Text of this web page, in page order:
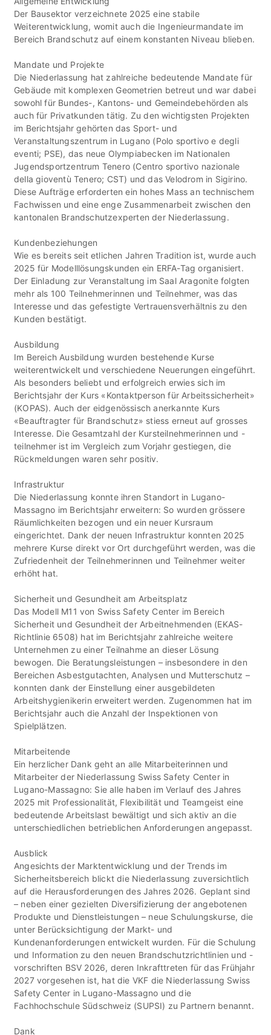
Der Bausektor verzeichnete 2025 eine stabile
Weiterentwicklung, womit auch die Ingenieurmandate im
Bereich Brandschutz auf einem konstanten Niveau blieben.
Mandate und Projekte
Die Niederlassung hat zahlreiche bedeutende Mandate für
Gebäude mit komplexen Geometrien betreut und war dabei
sowohl für Bundes-, Kantons- und Gemeindebehörden als
auch für Privatkunden tätig. Zu den wichtigsten Projekten
im Berichtsjahr gehörten das Sport- und
Veranstaltungszentrum in Lugano (Polo sportivo e degli
eventi; PSE), das neue Olympiabecken im Nationalen
Jugendsportzentrum Tenero (Centro sportivo nazionale
della gioventù Tenero; CST) und das Velodrom in Sigirino.
Diese Aufträge erforderten ein hohes Mass an technischem
Fachwissen und eine enge Zusammenarbeit zwischen den
kantonalen Brandschutzexperten der Niederlassung.
Kundenbeziehungen
Wie es bereits seit etlichen Jahren Tradition ist, wurde auch
2025 für Modelllösungskunden ein ERFA-Tag organisiert.
Der Einladung zur Veranstaltung im Saal Aragonite folgten
mehr als 100 Teilnehmerinnen und Teilnehmer, was das
Interesse und das gefestigte Vertrauensverhältnis zu den
Kunden bestätigt.
Ausbildung
Im Bereich Ausbildung wurden bestehende Kurse
weiterentwickelt und verschiedene Neuerungen eingeführt.
Als besonders beliebt und erfolgreich erwies sich im
Berichtsjahr der Kurs «Kontaktperson für Arbeitssicherheit»
(KOPAS). Auch der eidgenössisch anerkannte Kurs
«Beauftragter für Brandschutz» stiess erneut auf grosses
Interesse. Die Gesamtzahl der Kursteilnehmerinnen und -
teilnehmer ist im Vergleich zum Vorjahr gestiegen, die
Rückmeldungen waren sehr positiv.
Infrastruktur
Die Niederlassung konnte ihren Standort in Lugano-
Massagno im Berichtsjahr erweitern: So wurden grössere
Räumlichkeiten bezogen und ein neuer Kursraum
eingerichtet. Dank der neuen Infrastruktur konnten 2025
mehrere Kurse direkt vor Ort durchgeführt werden, was die
Zufriedenheit der Teilnehmerinnen und Teilnehmer weiter
erhöht hat.
Sicherheit und Gesundheit am Arbeitsplatz
Das Modell M11 von Swiss Safety Center im Bereich
Sicherheit und Gesundheit der Arbeitnehmenden (EKAS-
Richtlinie 6508) hat im Berichtsjahr zahlreiche weitere
Unternehmen zu einer Teilnahme an dieser Lösung
bewogen. Die Beratungsleistungen – insbesondere in den
Bereichen Asbestgutachten, Analysen und Mutterschutz –
konnten dank der Einstellung einer ausgebildeten
Arbeitshygienikerin erweitert werden. Zugenommen hat im
Berichtsjahr auch die Anzahl der Inspektionen von
Spielplätzen.
Mitarbeitende
Ein herzlicher Dank geht an alle Mitarbeiterinnen und
Mitarbeiter der Niederlassung Swiss Safety Center in
Lugano-Massagno: Sie alle haben im Verlauf des Jahres
2025 mit Professionalität, Flexibilität und Teamgeist eine
bedeutende Arbeitslast bewältigt und sich aktiv an die
unterschiedlichen betrieblichen Anforderungen angepasst.
Ausblick
Angesichts der Marktentwicklung und der Trends im
Sicherheitsbereich blickt die Niederlassung zuversichtlich
auf die Herausforderungen des Jahres 2026. Geplant sind
– neben einer gezielten Diversifizierung der angebotenen
Produkte und Dienstleistungen – neue Schulungskurse, die
unter Berücksichtigung der Markt- und
Kundenanforderungen entwickelt wurden. Für die Schulung
und Information zu den neuen Brandschutzrichtlinien und -
vorschriften BSV 2026, deren Inkrafttreten für das Frühjahr
2027 vorgesehen ist, hat die VKF die Niederlassung Swiss
Safety Center in Lugano-Massagno und die
Fachhochschule Südschweiz (SUPSI) zu Partnern benannt.
Dank